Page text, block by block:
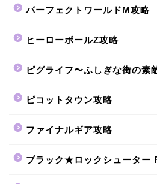
パーフェクトワールドM攻略
ヒーローボールZ攻略
ピグライフ〜ふしぎな街の素
ピコットタウン攻略
ファイナルギア攻略
ブラック★ロックシューター